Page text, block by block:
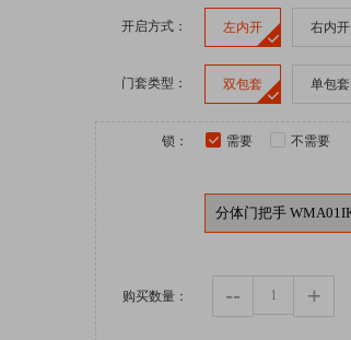
开启方式： 左内开 右内开
门套类型： 双包套 单包套
锁： 需要 不需要
购买数量： -- +